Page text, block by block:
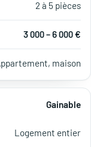
2 à 5 pièces
3 000 – 6 000 €
maison
Gainable
Logement entier